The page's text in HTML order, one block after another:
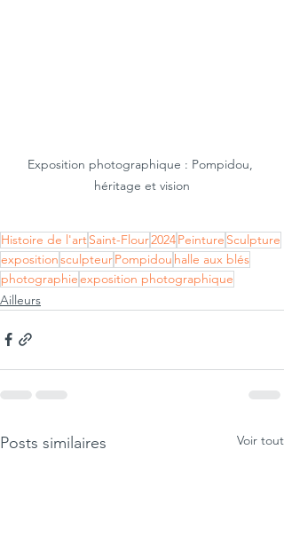
Exposition photographique : Pompidou,
héritage et vision
Histoire de l'artSaint-Flour2024Peinture Sculpture
expositionsculpteurPompidou halle aux blés
photographieexposition photographique
Ailleurs
Posts similaires Voir tout